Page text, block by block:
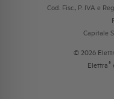
Cod. Fisc., P. IVA e
Capitale
© 2026
Elettra ®